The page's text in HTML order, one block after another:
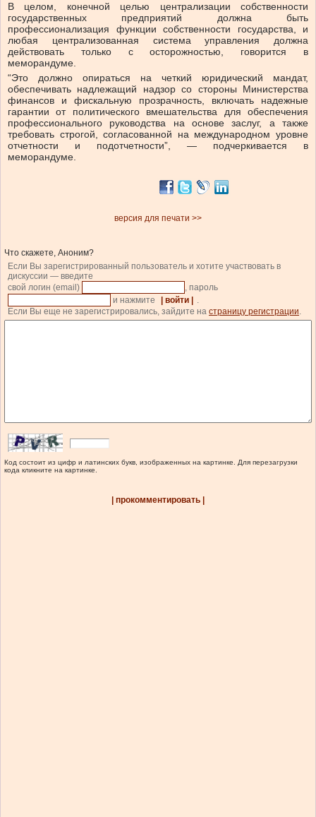
В целом, конечной целью централизации собственности
государственных предприятий должна быть
профессионализация функции собственности государства, и
любая централизованная система управления должна
действовать только с осторожностью, говорится в
меморандуме.
“Это должно опираться на четкий юридический мандат,
обеспечивать надлежащий надзор со стороны Министерства
финансов и фискальную прозрачность, включать надежные
гарантии от политического вмешательства для обеспечения
профессионального руководства на основе заслуг, а также
требовать строгой, согласованной на международном уровне
отчетности и подотчетности”, — подчеркивается в
меморандуме.
версия для печати >>
Что скажете, Аноним?
Если Вы зарегистрированный пользователь и хотите участвовать в
дискуссии — введите
свой логин (email)
, пароль
и нажмите
| войти |
.
Если Вы еще не зарегистрировались, зайдите на страницу регистрации.
Код состоит из цифр и латинских букв, изображенных на картинке. Для перезагрузки
кода кликните на картинке.
| прокомментировать |